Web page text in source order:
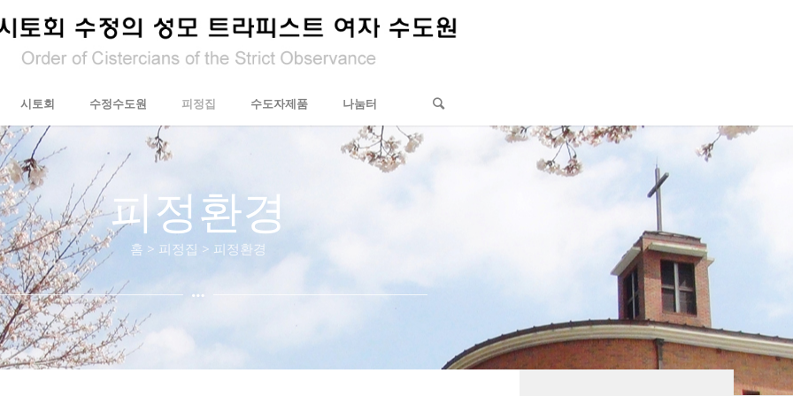
시토회 수정수도원 피정집 수도자제품 나눔터
피정환경
홈 > 피정집 > 피정환경